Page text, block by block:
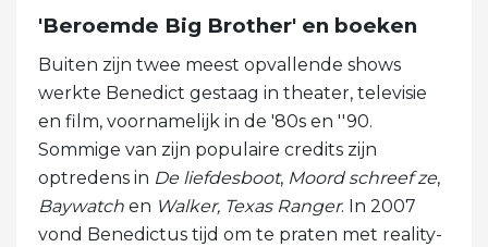
'Beroemde Big Brother' en boeken
Buiten zijn twee meest opvallende shows
werkte Benedict gestaag in theater, televisie
en film, voornamelijk in de '80s en ''90.
Sommige van zijn populaire credits zijn
optredens in De liefdesboot, Moord schreef ze,
Baywatch en Walker, Texas Ranger. In 2007
vond Benedictus tijd om te praten met reality-